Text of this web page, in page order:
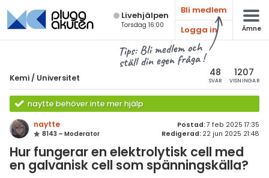
Live­hjälpen
Torsdag 16:00
Bli medlem
Logga in
Ämne
Tips: Bli medlem och
ställ din egen fråga !
Kemi / Universitet 48
SVAR
1207
VISNINGAR
naytte behöver inte mer hjälp
naytte
8143 – Moderator
Postad:7 feb 2025 17:35
Redigerad: 22 jun 2025 21:48
Hur fungerar en elektrolytisk cell med
en galvanisk cell som spänningskälla?
Alla ämnen
Kemi
Alla trådar
Grundskola
Kemi 1
Kemi 2
& Bygg